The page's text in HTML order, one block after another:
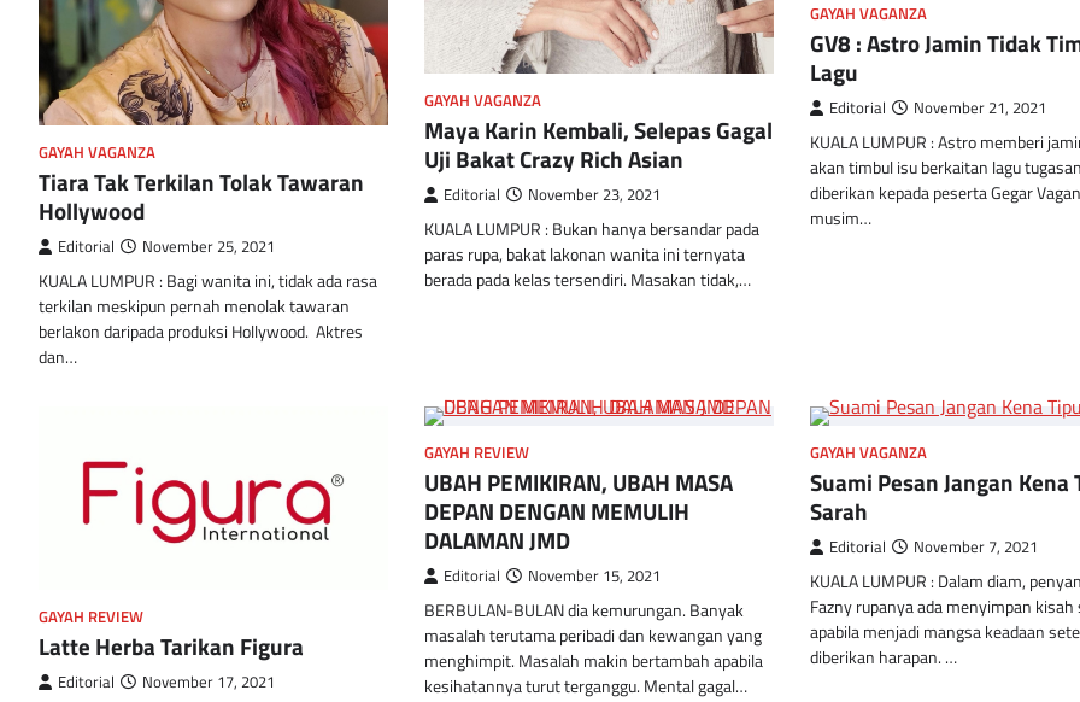
GAYAH VAGANZA
Tiara Tak Terkilan Tolak Tawaran
Hollywood
Editorial November 25, 2021
KUALA LUMPUR : Bagi wanita ini, tidak ada rasa
terkilan meskipun pernah menolak tawaran
berlakon daripada produksi Hollywood. Aktres
dan…
GAYAH VAGANZA
Maya Karin Kembali, Selepas Gagal
Uji Bakat Crazy Rich Asian
Editorial November 23, 2021
KUALA LUMPUR : Bukan hanya bersandar pada
paras rupa, bakat lakonan wanita ini ternyata
berada pada kelas tersendiri. Masakan tidak,…
GAYAH VAGANZA
GV8 : Astro Jamin Tidak
Lagu
Editorial November 21, 2021
KUALA LUMPUR : Astro memberi
akan timbul isu berkaitan lagu
diberikan kepada peserta Gegar
musim…
GAYAH REVIEW
Latte Herba Tarikan Figura
Editorial November 17, 2021
GAYAH REVIEW
UBAH PEMIKIRAN, UBAH MASA
DEPAN DENGAN MEMULIH
DALAMAN JMD
Editorial November 15, 2021
BERBULAN-BULAN dia kemurungan. Banyak
masalah terutama peribadi dan kewangan yang
menghimpit. Masalah makin bertambah apabila
kesihatannya turut terganggu. Mental gagal…
GAYAH VAGANZA
Suami Pesan Jangan Kena
Sarah
Editorial November 7, 2021
KUALA LUMPUR : Dalam diam,
Fazny rupanya ada menyimpan kisah
apabila menjadi mangsa keadaan
diberikan harapan. …